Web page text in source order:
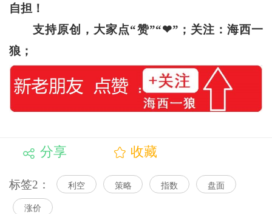
自担！
支持原创，大家点“赞”“❤” ；关注：海西一
狼；
分享 收藏
标签2： 利空 策略 指数 盘面
涨价